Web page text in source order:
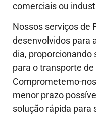
comerciais ou
Nossos serviços de
desenvolvidos para
dia, proporcionando
para o transporte
Comprometemo-
menor prazo
solução rápida para